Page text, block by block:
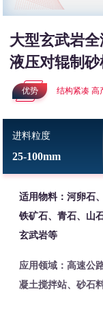
大型玄武岩
液压对辊制
优势 结构紧凑 高
进料粒度
25-100mm
适用物料：河卵石
铁矿石、青石、山
玄武岩等
应用领域：高速公
凝土搅拌站、砂石